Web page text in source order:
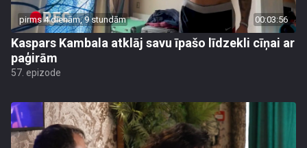
pirms 4 dienām, 9 stundām 00:03:56
Kaspars Kambala atklāj savu īpašo līdzekli cīņai ar
paģirām
57. epizode